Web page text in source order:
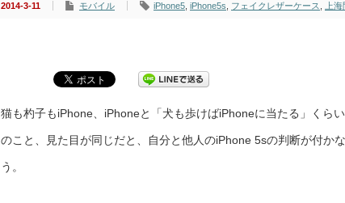
2014-3-11 モバイル iPhone5 iPhone5s フェイクレザーケース 上
猫も杓子もiPhone、iPhoneと「犬も歩けばiPhoneに当たる」くら
のこと、見た目が同じだと、自分と他人のiPhone 5sの判断が付か
う。